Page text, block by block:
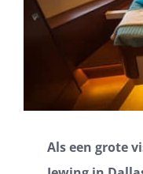
Als een grote